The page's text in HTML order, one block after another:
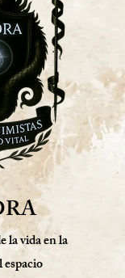
la vida en la